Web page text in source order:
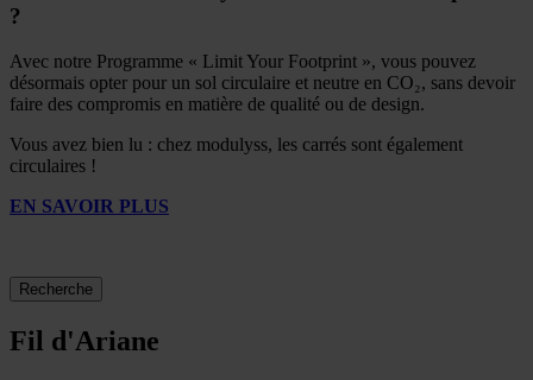
?
Avec notre Programme « Limit Your Footprint », vous pouvez
désormais opter pour un sol circulaire et neutre en CO₂, sans devoir
faire des compromis en matière de qualité ou de design.
Vous avez bien lu : chez modulyss, les carrés sont également
circulaires !
EN SAVOIR PLUS
Recherche
Fil d'Ariane